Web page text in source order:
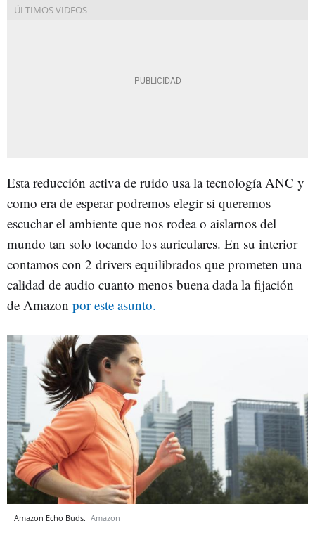
Esta reducción activa de ruido usa la tecnología ANC y
como era de esperar podremos elegir si queremos
escuchar el ambiente que nos rodea o aislarnos del
mundo tan solo tocando los auriculares. En su interior
contamos con 2 drivers equilibrados que prometen una
calidad de audio cuanto menos buena dada la fijación
de Amazon por este asunto.
Amazon Echo Buds. Amazon